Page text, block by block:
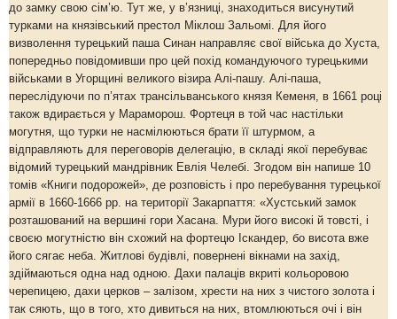
до замку свою сім’ю. Тут же, у в’язниці, знаходиться висунутий
турками на князівський престол Міклош Зальомі. Для його
визволення турецький паша Синан направляє свої війська до Хуста,
попередньо повідомивши про цей похід командуючого турецькими
військами в Угорщині великого візира Алі-пашу. Алі-паша,
переслідуючи по п’ятах трансільванського князя Кеменя, в 1661 році
також вдирається у Мараморош. Фортеця в той час настільки
могутня, що турки не насмілюються брати її штурмом, а
відправляють для переговорів делегацію, в складі якої перебуває
відомий турецький мандрівник Евлія Челебі. Згодом він напише 10
томів «Книги подорожей», де розповість і про перебування турецької
армії в 1660-1666 рр. на території Закарпаття: «Хустський замок
розташований на вершині гори Хасана. Мури його високі й товсті, і
своєю могутністю він схожий на фортецю Іскандер, бо висота вже
його сягає неба. Житлові будівлі, повернені вікнами на захід,
здіймаються одна над одною. Дахи палаців вкриті кольоровою
черепицею, дахи церков – залізом, хрести на них з чистого золота і
так сяють, що в того, хто дивиться на них, втомлюються очі і він